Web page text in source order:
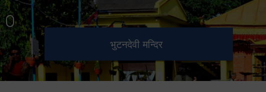
भुटनदेवी मन्दिर
स्मारक
हेटौंडा उपमहानगरपालिका नगर
कार्यपालिकाको कार्यालय
मनकामना डाँडाबाट देखिएको दृश्य